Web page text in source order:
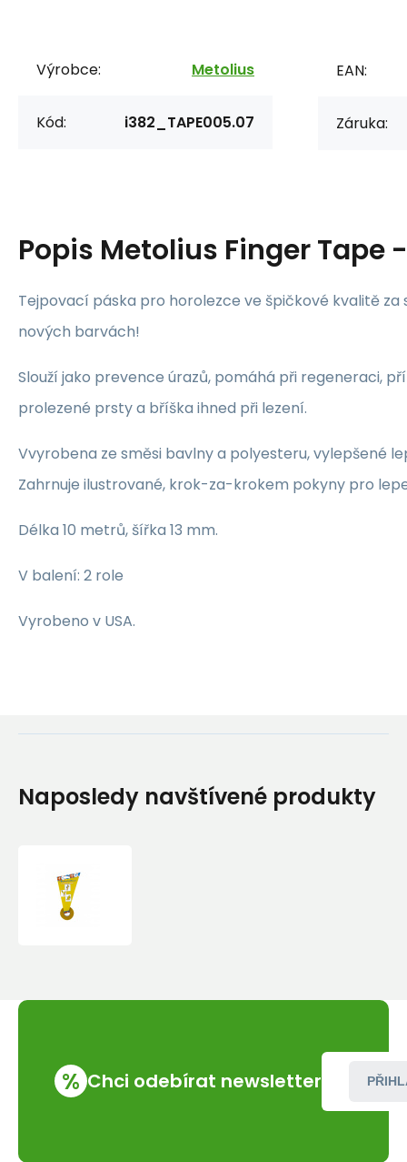
Výrobce: Metolius
Kód: i382_TAPE005.07
EAN:
Záruka:
Popis Metolius Finger Tape
Tejpovací páska pro horolezce ve špičkové kvalitě za
nových barvách!
Slouží jako prevence úrazů, pomáhá při regeneraci,
prolezené prsty a bříška ihned při lezení.
Vvyrobena ze směsi bavlny a polyesteru, vylepšené
Zahrnuje ilustrované, krok-za-krokem pokyny pro
Délka 10 metrů, šířka 13 mm.
V balení: 2 role
Vyrobeno v USA.
Naposledy navštívené produkty
% Chci odebírat newsletter